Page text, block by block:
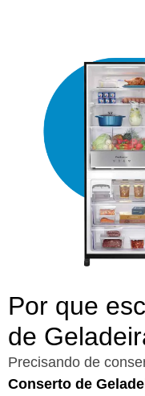
Por que
de
Precisando de
Conserto de